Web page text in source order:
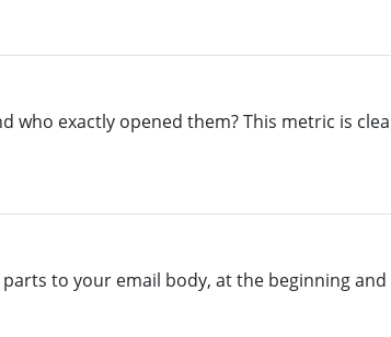
who exactly opened them? This metric is
to your email body, at the beginning